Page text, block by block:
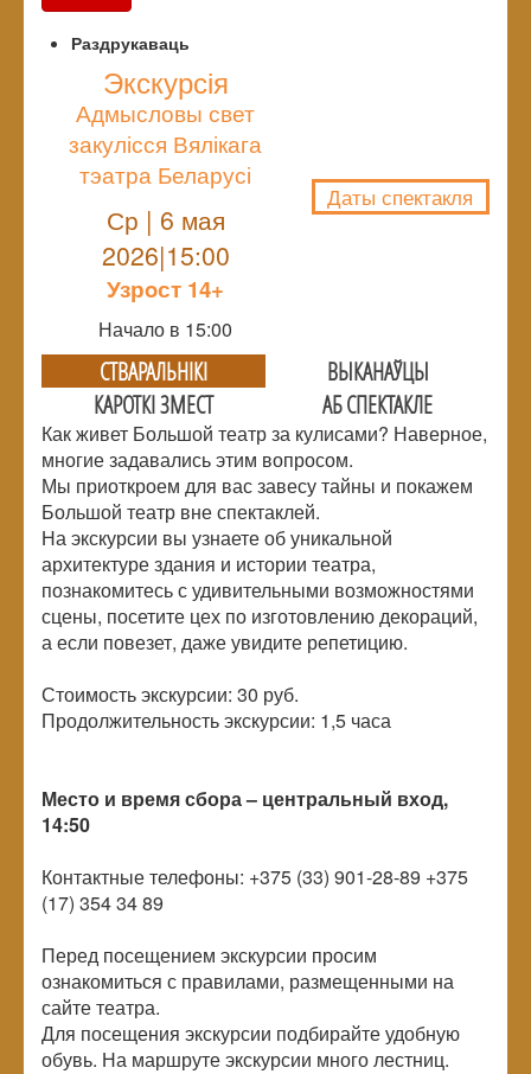
Раздрукаваць
Экскурсія
Адмысловы свет
закулісся Вялікага
тэатра Беларусі
Ср | 6 мая
2026|15:00
Узрoст 14+
Начало в 15:00
Даты спектакля
СТВАРАЛЬНIКI
ВЫКАНАЎЦЫ
КАРОТКІ ЗМЕСТ
АБ СПЕКТАКЛЕ
Как живет Большой театр за кулисами? Наверное,
многие задавались этим вопросом.
Мы приоткроем для вас завесу тайны и покажем
Большой театр вне спектаклей.
На экскурсии вы узнаете об уникальной
архитектуре здания и истории театра,
познакомитесь с удивительными возможностями
сцены, посетите цех по изготовлению декораций,
а если повезет, даже увидите репетицию.
Стоимость экскурсии: 30 руб.
Продолжительность экскурсии: 1,5 часа
Место и время сбора – центральный вход,
14:50
Контактные телефоны: +375 (33) 901-28-89 +375
(17) 354 34 89
Перед посещением экскурсии просим
ознакомиться с правилами, размещенными на
сайте театра.
Для посещения экскурсии подбирайте удобную
обувь. На маршруте экскурсии много лестниц.